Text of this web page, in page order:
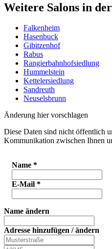
Weitere Salons in
Falkenheim
Hasenbuck
Gibitzenhof
Rabus
Rangierbahnhofsiedlung
Hummelstein
Kettelersiedlung
Sandreuth
Neuselsbrunn
Änderung hier vorschlagen
Diese Daten sind nicht öffentlich
Kommunikation zwischen Ihnen
Name *
E-Mail *
Name ändern
Adresse hinzufügen / ändern